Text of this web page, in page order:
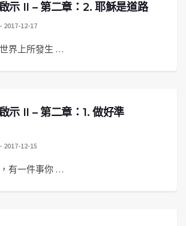
示 II – 第二章：2. 耶穌是道路
2017-12-17
界上所發生 …
示 II – 第二章：1. 做好準
2017-12-15
有一件事你 …